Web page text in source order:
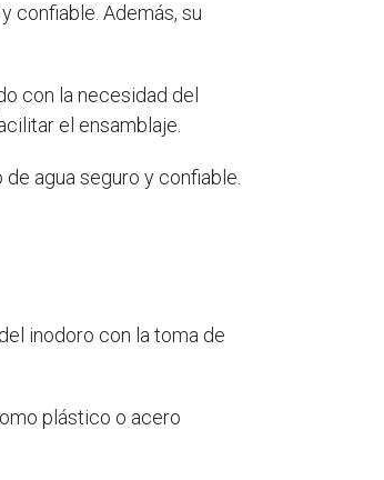
confiable. Además, su
con la necesidad del
el ensamblaje.
agua seguro y confiable.
inodoro con la toma de
plástico o acero